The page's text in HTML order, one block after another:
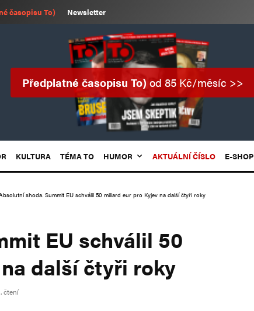
časopisu To) Newsletter
Předplatné časopisu To)od 85 Kč/měsíc >>
KULTURA TÉMA TO HUMOR AKTUÁLNÍ ČÍSLO E-SHOP
shoda. Summit EU schválil 50 miliard eur pro Kyjev na další čtyři roky
EU schválil 50
další čtyři roky
čtení